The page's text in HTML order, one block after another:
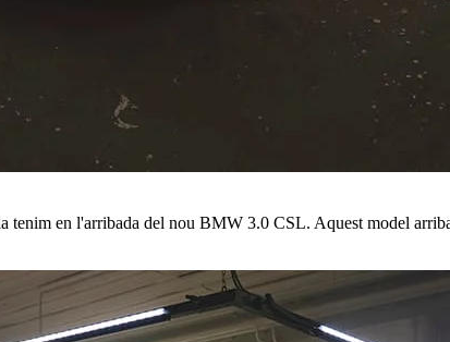
tenim en l'arribada del nou BMW 3.0 CSL. Aquest model